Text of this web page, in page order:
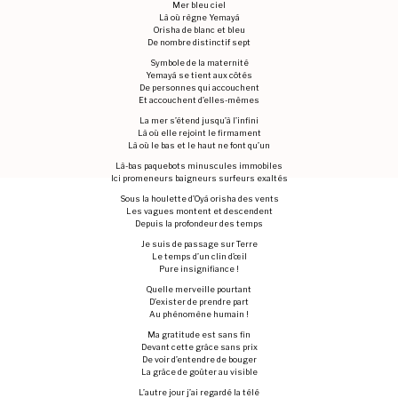
Mer bleu ciel
Là où règne Yemayá
Orisha de blanc et bleu
De nombre distinctif sept
Symbole de la maternité
Yemayá se tient aux côtés
De personnes qui accouchent
Et accouchent d’elles-mêmes
La mer s’étend jusqu’à l’infini
Là où elle rejoint le firmament
Là où le bas et le haut ne font qu’un
Là-bas paquebots minuscules immobiles
Ici promeneurs baigneurs surfeurs exaltés
Sous la houlette d’Oyá orisha des vents
Les vagues montent et descendent
Depuis la profondeur des temps
Je suis de passage sur Terre
Le temps d’un clin d’œil
Pure insignifiance !
Quelle merveille pourtant
D’exister de prendre part
Au phénomène humain !
Ma gratitude est sans fin
Devant cette grâce sans prix
De voir d’entendre de bouger
La grâce de goûter au visible
L’autre jour j’ai regardé la télé